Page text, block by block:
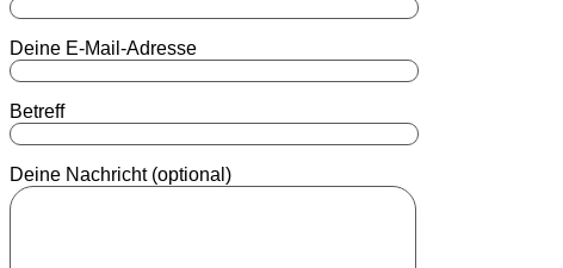
Deine E-Mail-Adresse
Betreff
Deine Nachricht (optional)